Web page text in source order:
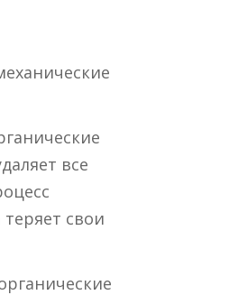
все
свои